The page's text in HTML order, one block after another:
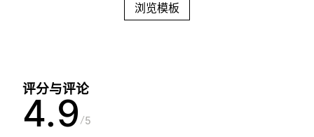
浏览模板
评分与评论
4.9 5